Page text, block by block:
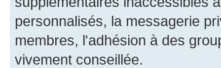
personnalisés, la messagerie
membres, l'adhésion à des
vivement conseillée.